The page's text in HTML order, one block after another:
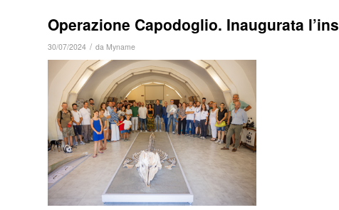
Operazione Capodoglio. Inaugurata
30/07/2024 / da Myname